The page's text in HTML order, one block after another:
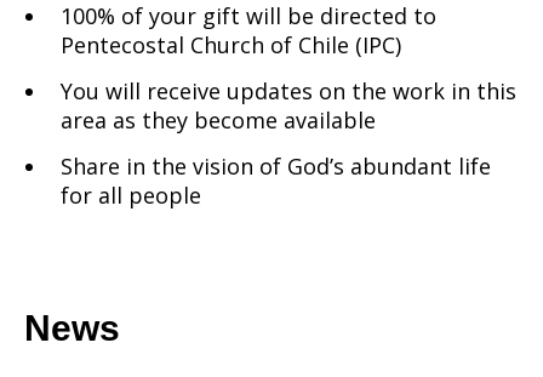
100% of your gift will be directed to
Pentecostal Church of Chile (IPC)
You will receive updates on the work in this
area as they become available
Share in the vision of God’s abundant life
for all people
News